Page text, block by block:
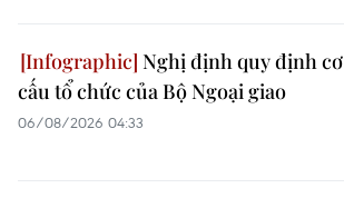
Nghị định quy định cơ
cấu tổ chức của Bộ Ngoại giao
06/08/2026 04:33